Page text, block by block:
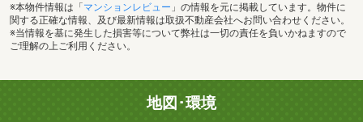
※本物件情報は「 マンションレビュー 」の情報を元に掲載しています。物件に
関する正確な情報、及び最新情報は取扱不動産会社へお問い合わせください。
※当情報を基に発生した損害等について弊社は一切の責任を負いかねますので
ご理解の上ご利用ください。
地図･環境